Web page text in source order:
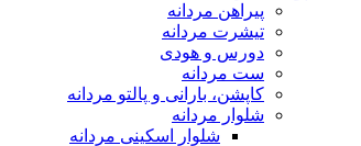
پیراهن مردانه
تیشرت مردانه
دورس و هودی
ست مردانه
کاپشن، بارانی و پالتو مردانه
شلوار مردانه
شلوار اسکینی مردانه